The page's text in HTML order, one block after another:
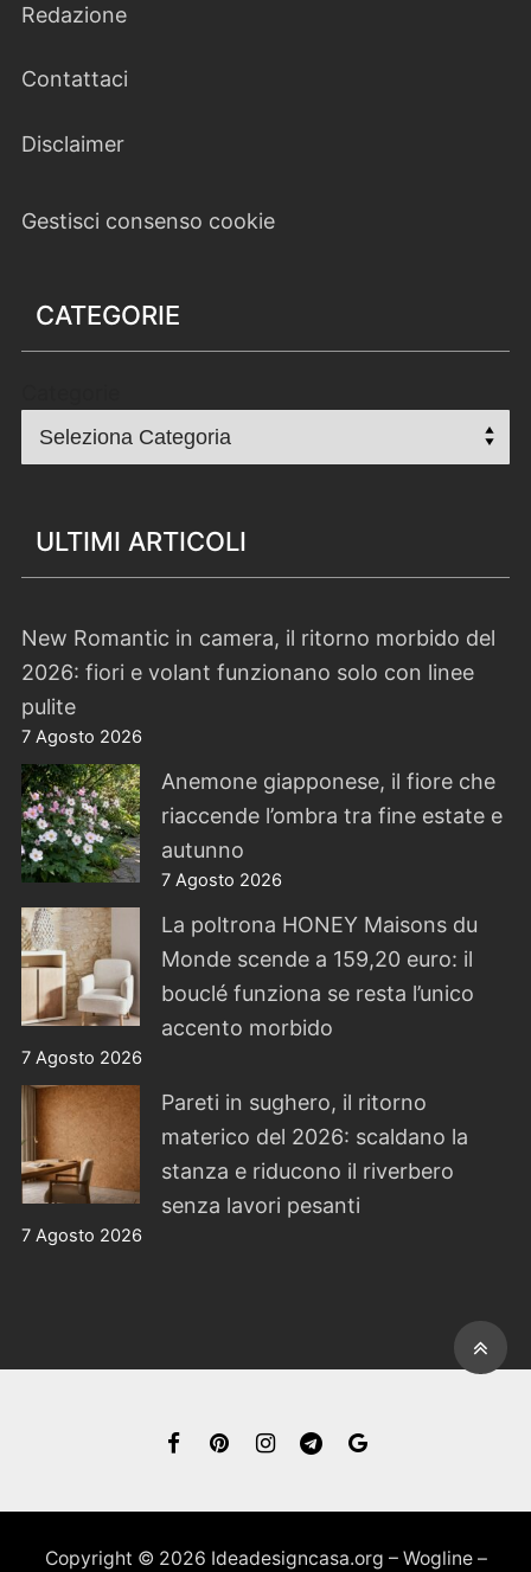
Redazione
Contattaci
Disclaimer
Gestisci consenso cookie
CATEGORIE
ULTIMI ARTICOLI
New Romantic in camera, il ritorno morbido del
2026: fiori e volant funzionano solo con linee
pulite
7 Agosto 2026
Anemone giapponese, il fiore che
riaccende l’ombra tra fine estate e
autunno
7 Agosto 2026
La poltrona HONEY Maisons du
Monde scende a 159,20 euro: il
bouclé funziona se resta l’unico
accento morbido
7 Agosto 2026
Pareti in sughero, il ritorno
materico del 2026: scaldano la
stanza e riducono il riverbero
senza lavori pesanti
7 Agosto 2026
Copyright © 2026 Ideadesigncasa.org – Wogline –